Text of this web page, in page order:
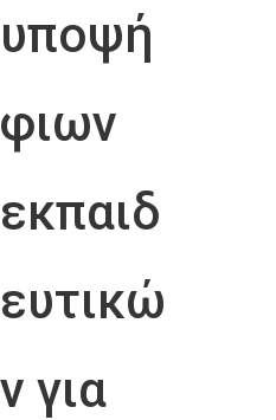
υποψή
φιων
εκπαιδ
ευτικώ
ν για